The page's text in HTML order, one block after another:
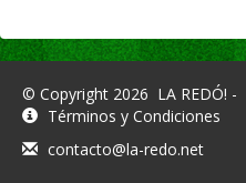
© Copyright 2026 LA REDÓ! -
Términos y Condiciones
contacto@la-redo.net